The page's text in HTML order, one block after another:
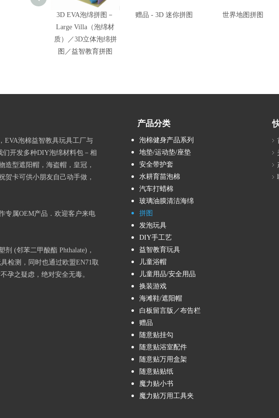
3D EVA泡绵拼图－
Large Villa（泡绵材
质）／3D立体泡绵拼
图／益智教育拼图
赠品 - 3D 迷你拼图 世界地图拼图
EVA泡棉益智教具玩具工厂与
们开发多种DIY泡绵材料包－相
造型遮阳帽，海盗帽，皇冠，
贺卡可供小朋友自己动手做，
专属OEM产品．欢迎客户来电
(邻苯二甲酸酯 Phthalate)，
检测，同时也通过欧盟EN71取
孕之疑虑，绝对安全无毒。
产品分类
泡棉健身产品系列
地垫/运动垫/座垫
安全带护套
水耕育苗泡棉
汽车打蜡棉
玻璃油膜清洁海绵
拼图
发泡玩具
DIY手工艺
益智教育玩具
儿童浴帽
儿童用品/安全用品
换装游戏
海滩鞋/遮阳帽
白板留言版／布告栏
赠品
随意贴挂勾
随意贴浴室配件
随意贴万用盒架
随意贴贴纸
魔力贴小书
魔力贴万用工具夹